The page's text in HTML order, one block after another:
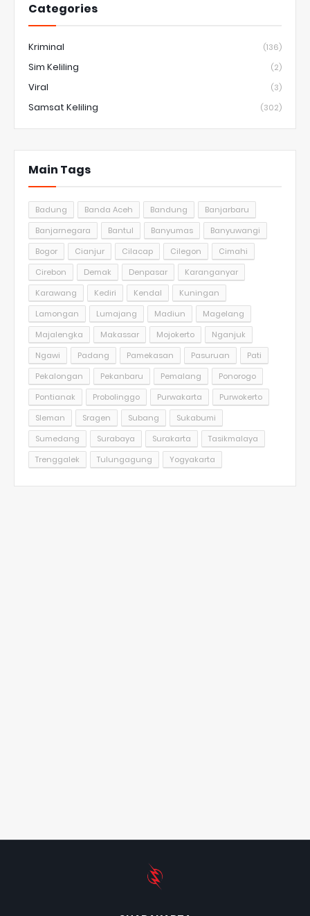
Categories
Kriminal (136)
Sim Keliling (2)
Viral (3)
Samsat Keliling (302)
Main Tags
Badung Banda Aceh Bandung
Banjarbaru
Banjarnegara
Bantul Banyumas
Banyuwangi
Bogor
Cianjur Cilacap Cilegon
Cimahi
Cirebon
Demak Denpasar
Karanganyar
Karawang
Kediri Kendal
Kuningan
Lamongan
Lumajang Madiun
Magelang
Majalengka
Makassar Mojokerto
Nganjuk
Ngawi
Padang Pamekasan Pasuruan
Pati
Pekalongan
Pekanbaru Pemalang
Ponorogo
Pontianak
Probolinggo Purwakarta
Purwokerto
Sleman
Sragen Subang
Sukabumi
Sumedang
Surabaya Surakarta
Tasikmalaya
Trenggalek
Tulungagung Yogyakarta